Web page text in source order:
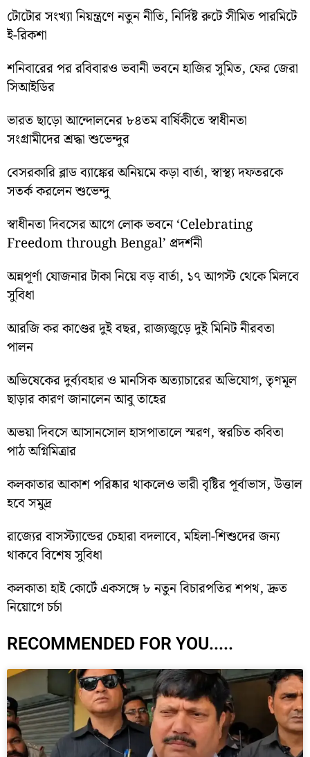
টোটোর সংখ্যা নিয়ন্ত্রণে নতুন নীতি, নির্দিষ্ট রুটে সীমিত পারমিটে
ই-রিকশা
শনিবারের পর রবিবারও ভবানী ভবনে হাজির সুমিত, ফের জেরা
সিআইডির
ভারত ছাড়ো আন্দোলনের ৮৪তম বার্ষিকীতে স্বাধীনতা
সংগ্রামীদের শ্রদ্ধা শুভেন্দুর
বেসরকারি ব্লাড ব্যাঙ্কের অনিয়মে কড়া বার্তা, স্বাস্থ্য দফতরকে
সতর্ক করলেন শুভেন্দু
স্বাধীনতা দিবসের আগে লোক ভবনে ‘Celebrating
Freedom through Bengal’ প্রদর্শনী
অন্নপূর্ণা যোজনার টাকা নিয়ে বড় বার্তা, ১৭ আগস্ট থেকে মিলবে
সুবিধা
আরজি কর কাণ্ডের দুই বছর, রাজ্যজুড়ে দুই মিনিট নীরবতা
পালন
অভিষেকের দুর্ব্যবহার ও মানসিক অত্যাচারের অভিযোগ, তৃণমূল
ছাড়ার কারণ জানালেন আবু তাহের
অভয়া দিবসে আসানসোল হাসপাতালে স্মরণ, স্বরচিত কবিতা
পাঠ অগ্নিমিত্রার
কলকাতার আকাশ পরিষ্কার থাকলেও ভারী বৃষ্টির পূর্বাভাস, উত্তাল
হবে সমুদ্র
রাজ্যের বাসস্ট্যান্ডের চেহারা বদলাবে, মহিলা-শিশুদের জন্য
থাকবে বিশেষ সুবিধা
কলকাতা হাই কোর্টে একসঙ্গে ৮ নতুন বিচারপতির শপথ, দ্রুত
নিয়োগে চর্চা
RECOMMENDED FOR YOU.....